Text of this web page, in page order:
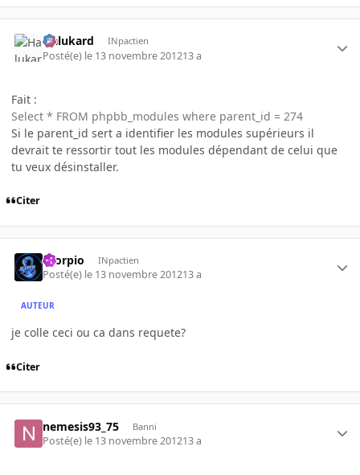
Halukard INpactien
Posté(e) le 13 novembre 201213 a
Fait :
Select * FROM phpbb_modules where parent_id = 274
Si le parent_id sert a identifier les modules supérieurs il
devrait te ressortir tout les modules dépendant de celui que
tu veux désinstaller.
Citer
Scorpio INpactien
Posté(e) le 13 novembre 201213 a
AUTEUR
je colle ceci ou ca dans requete?
Citer
nemesis93_75 Banni
Posté(e) le 13 novembre 201213 a